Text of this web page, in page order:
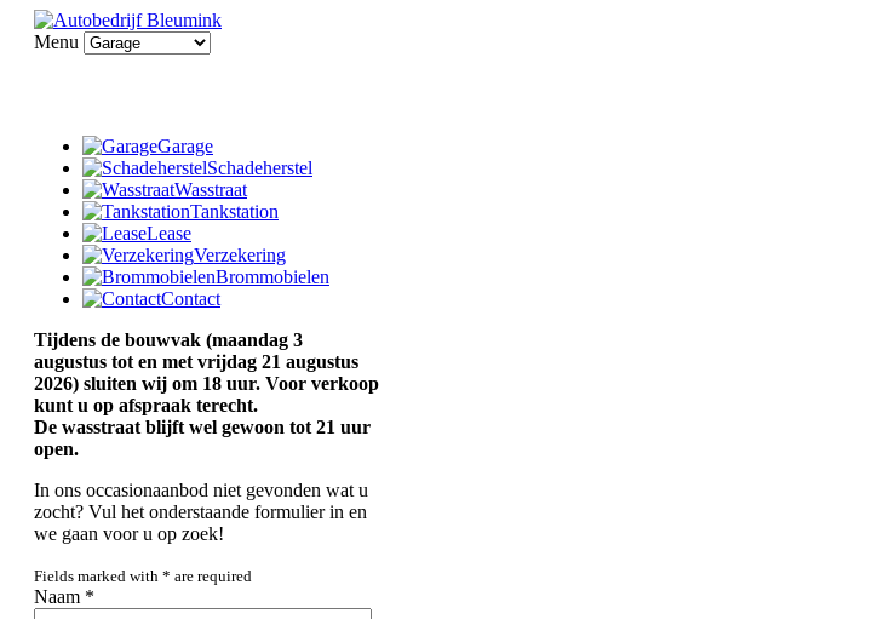
Menu
Garage
Schadeherstel
Wasstraat
Tankstation
Lease
Verzekering
Brommobielen
Contact
Tijdens de bouwvak (maandag 3
augustus tot en met vrijdag 21 augustus
2026) sluiten wij om 18 uur. Voor verkoop
kunt u op afspraak terecht.
De wasstraat blijft wel gewoon tot 21 uur
open.
In ons occasionaanbod niet gevonden wat u
zocht? Vul het onderstaande formulier in en
we gaan voor u op zoek!
Fields marked with * are required
Naam *